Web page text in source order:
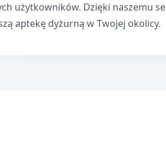
użytkowników. Dzięki naszemu
aptekę dyżurną w Twojej okolicy.